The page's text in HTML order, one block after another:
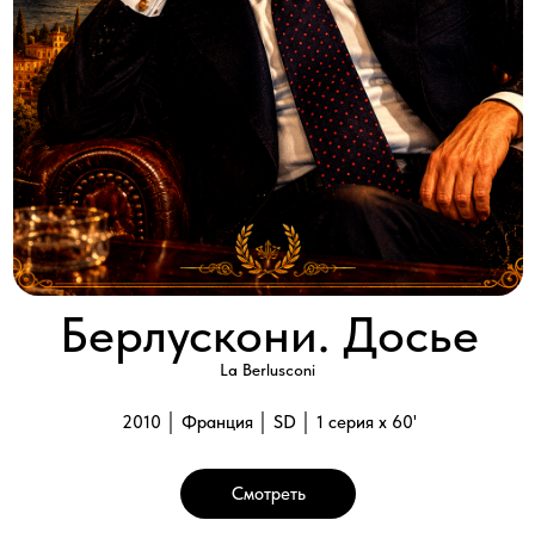
Берлускони. Досье
2010 │ Франция │ SD │ 1 серия x 60'
Смотреть
В этом фильме мы увидим историю восхождения
мультимиллиардера и самого противоречивого политического
Газетчики называют его «старым лисом» и «мафиозо,
притворяющимся отцом нации», а рецептом его успеха: «полное
Для одних он стал олицетворением коррупции, разврата и
голосовало большинство итальянцев… Да, это будет толстое
«Досье».